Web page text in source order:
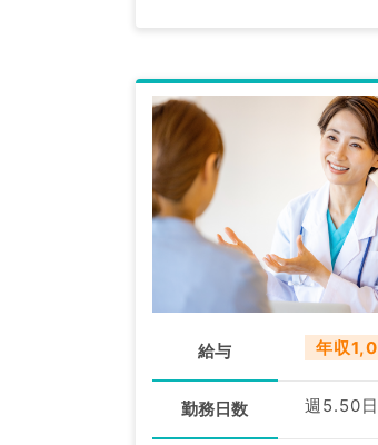
給与 年収
勤務日数 週5.50日